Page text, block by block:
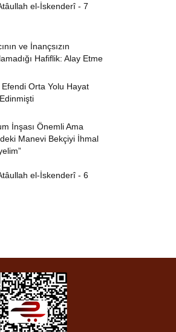
el-İskenderî - 7
ve İnançsızın
Hafiflik: Alay Etme
Efendi Orta Yolu Hayat
İnşası Önemli Ama
Manevi Bekçiyi İhmal
el-İskenderî - 6